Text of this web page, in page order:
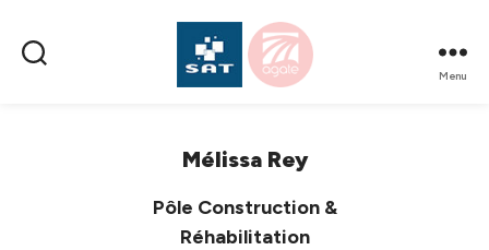
Menu
Mélissa Rey
Pôle Construction &
Réhabilitation